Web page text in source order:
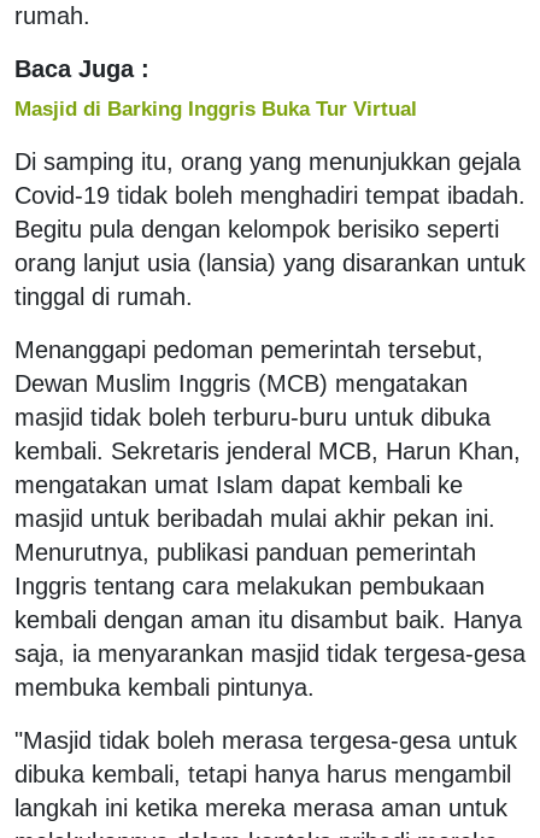
rumah.
Baca Juga :
Masjid di Barking Inggris Buka Tur Virtual
Di samping itu, orang yang menunjukkan gejala
Covid-19 tidak boleh menghadiri tempat ibadah.
Begitu pula dengan kelompok berisiko seperti
orang lanjut usia (lansia) yang disarankan untuk
tinggal di rumah.
Menanggapi pedoman pemerintah tersebut,
Dewan Muslim Inggris (MCB) mengatakan
masjid tidak boleh terburu-buru untuk dibuka
kembali. Sekretaris jenderal MCB, Harun Khan,
mengatakan umat Islam dapat kembali ke
masjid untuk beribadah mulai akhir pekan ini.
Menurutnya, publikasi panduan pemerintah
Inggris tentang cara melakukan pembukaan
kembali dengan aman itu disambut baik. Hanya
saja, ia menyarankan masjid tidak tergesa-gesa
membuka kembali pintunya.
"Masjid tidak boleh merasa tergesa-gesa untuk
dibuka kembali, tetapi hanya harus mengambil
langkah ini ketika mereka merasa aman untuk